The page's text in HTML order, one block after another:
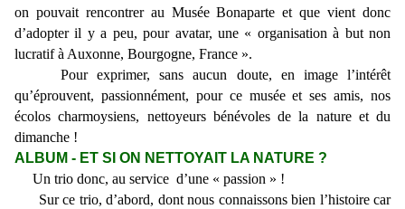
on pouvait rencontrer au Musée Bonaparte et que vient donc
d’adopter il y a peu, pour avatar, une « organisation à but non
lucratif à Auxonne, Bourgogne, France ».
Pour exprimer, sans aucun doute, en image l’intérêt
qu’éprouvent, passionnément, pour ce musée et ses amis, nos
écolos charmoysiens, nettoyeurs bénévoles de la nature et du
dimanche !
ALBUM - ET SI ON NETTOYAIT LA NATURE ?
Un trio donc, au service d’une « passion » !
Sur ce trio, d’abord, dont nous connaissons bien l’histoire car